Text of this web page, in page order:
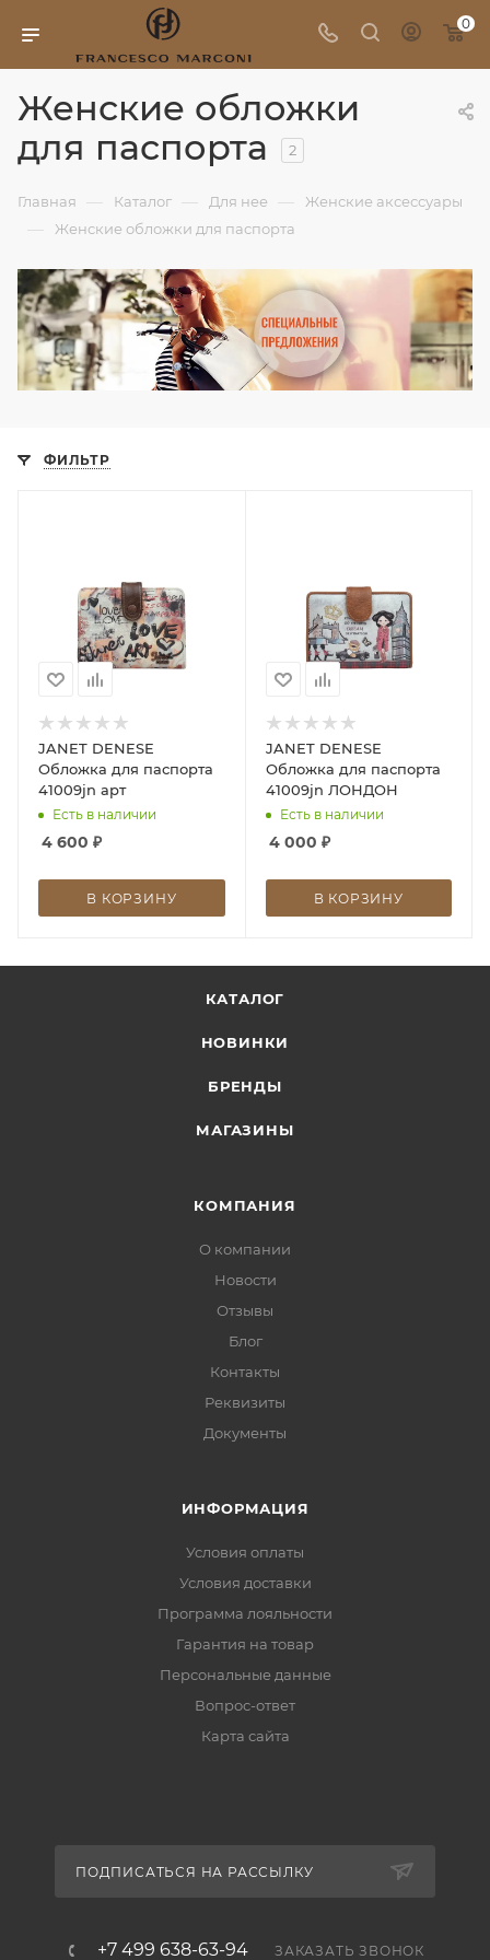
0
Женские обложки
для паспорта
2
Главная — Каталог — Для нее — Женские аксессуары
— Женские обложки для паспорта
ФИЛЬТР
JANET DENESE
Обложка для паспорта
41009jn арт
Есть в наличии
4 600 ₽
В КОРЗИНУ
JANET DENESE
Обложка для паспорта
41009jn ЛОНДОН
Есть в наличии
4 000 ₽
В КОРЗИНУ
КАТАЛОГ
НОВИНКИ
БРЕНДЫ
МАГАЗИНЫ
КОМПАНИЯ
О компании
Новости
Отзывы
Блог
Контакты
Реквизиты
Документы
ИНФОРМАЦИЯ
Условия оплаты
Условия доставки
Программа лояльности
Гарантия на товар
Персональные данные
Вопрос-ответ
Карта сайта
ПОДПИСАТЬСЯ НА РАССЫЛКУ
+7 499 638-63-94 ЗАКАЗАТЬ ЗВОНОК